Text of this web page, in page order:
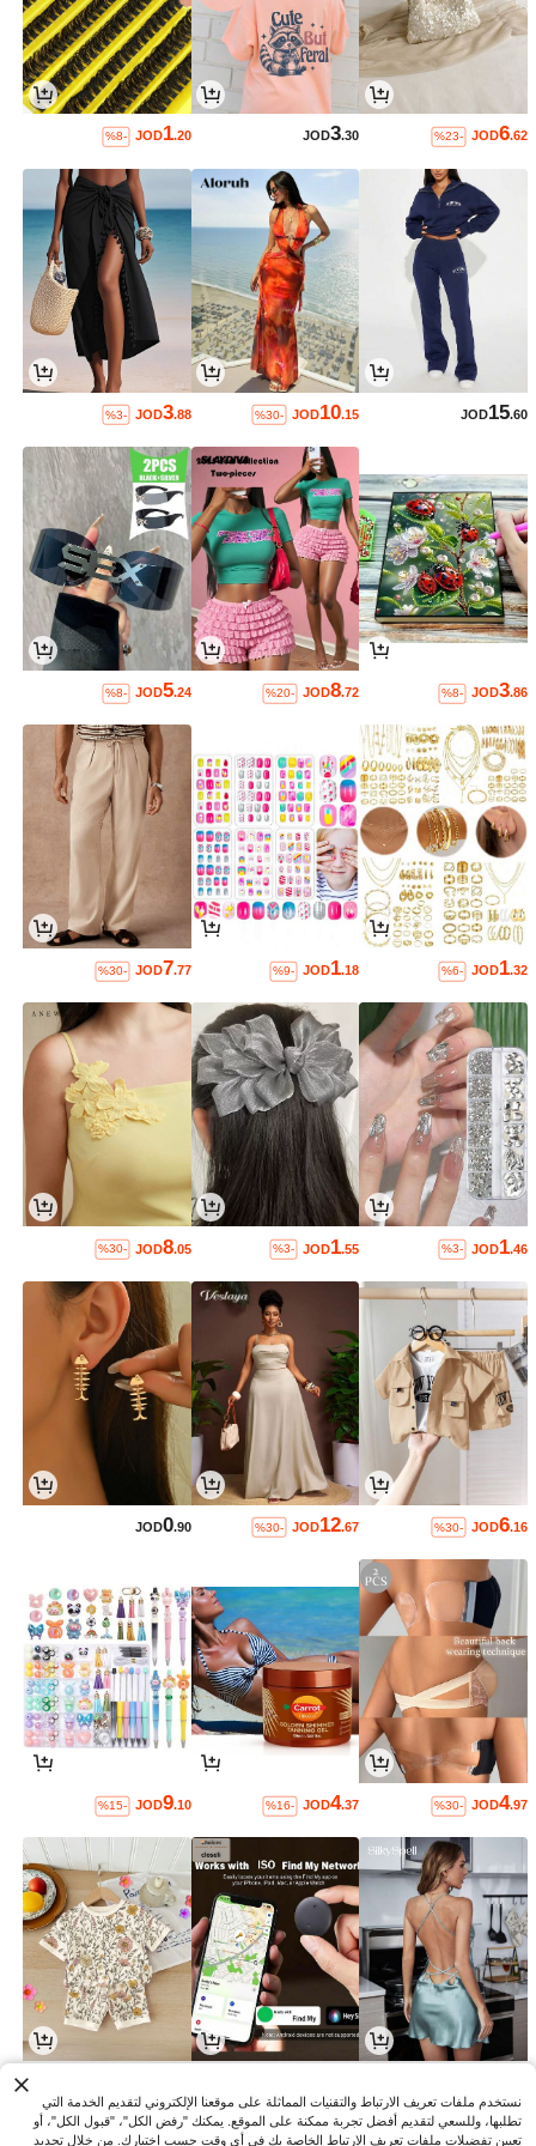
JOD6.62
%23-
JOD3.30
JOD1.20
%8-
JOD15.60
JOD10.15
%30-
JOD3.88
%3-
JOD3.86
%8-
JOD8.72
%20-
JOD5.24
%8-
JOD1.32
%6-
JOD1.18
%9-
JOD7.77
%30-
JOD1.46
%3-
JOD1.55
%3-
JOD8.05
%30-
JOD6.16
%30-
JOD12.67
%30-
JOD0.90
JOD4.97
%30-
JOD4.37
%16-
JOD9.10
%15-
نستخدم ملفات تعريف الارتباط والتقنيات المماثلة على موقعنا الإلكتروني لتقديم الخدمة التي
تطلبها، وللسعي لتقديم أفضل تجربة ممكنة على الموقع. يمكنك "رفض الكل"، "قبول الكل"، أو
تعيين تفضيلات ملفات تعريف الارتباط الخاصة بك في أي وقت حسب اختيارك. من خلال تحديد